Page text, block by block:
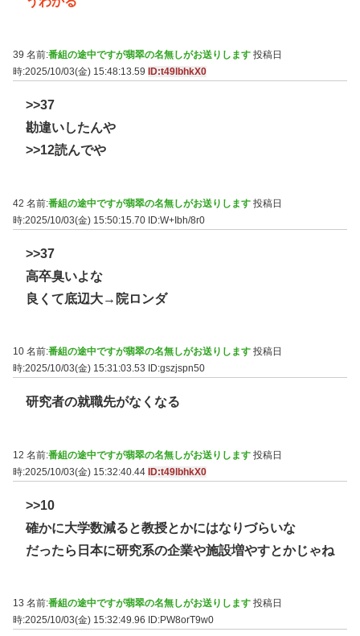
39 名前:番組の途中ですが翡翠の名無しがお送りします 投稿日
時:2025/10/03(金) 15:48:13.59
ID:t49lbhkX0
>>37
勘違いしたんや
>>12読んでや
42 名前:番組の途中ですが翡翠の名無しがお送りします 投稿日
時:2025/10/03(金) 15:50:15.70 ID:W+Ibh/8r0
>>37
高卒臭いよな
良くて底辺大→院ロンダ
10 名前:番組の途中ですが翡翠の名無しがお送りします 投稿日
時:2025/10/03(金) 15:31:03.53
ID:gszjspn50
研究者の就職先がなくなる
12 名前:番組の途中ですが翡翠の名無しがお送りします 投稿日
時:2025/10/03(金) 15:32:40.44 ID:t49lbhkX0
>>10
確かに大学数減ると教授とかにはなりづらいな
だったら日本に研究系の企業や施設増やすとかじゃね
13 名前:番組の途中ですが翡翠の名無しがお送りします 投稿日
時:2025/10/03(金) 15:32:49.96
ID:PW8orT9w0